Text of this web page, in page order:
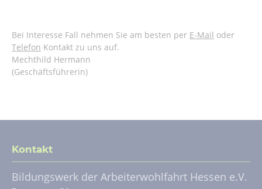
Bei Interesse Fall nehmen Sie am besten per E-Mail oder
Telefon Kontakt zu uns auf.
Mechthild Hermann
(Geschäftsführerin)
Kontakt
Bildungswerk der Arbeiterwohlfahrt Hessen e.V.